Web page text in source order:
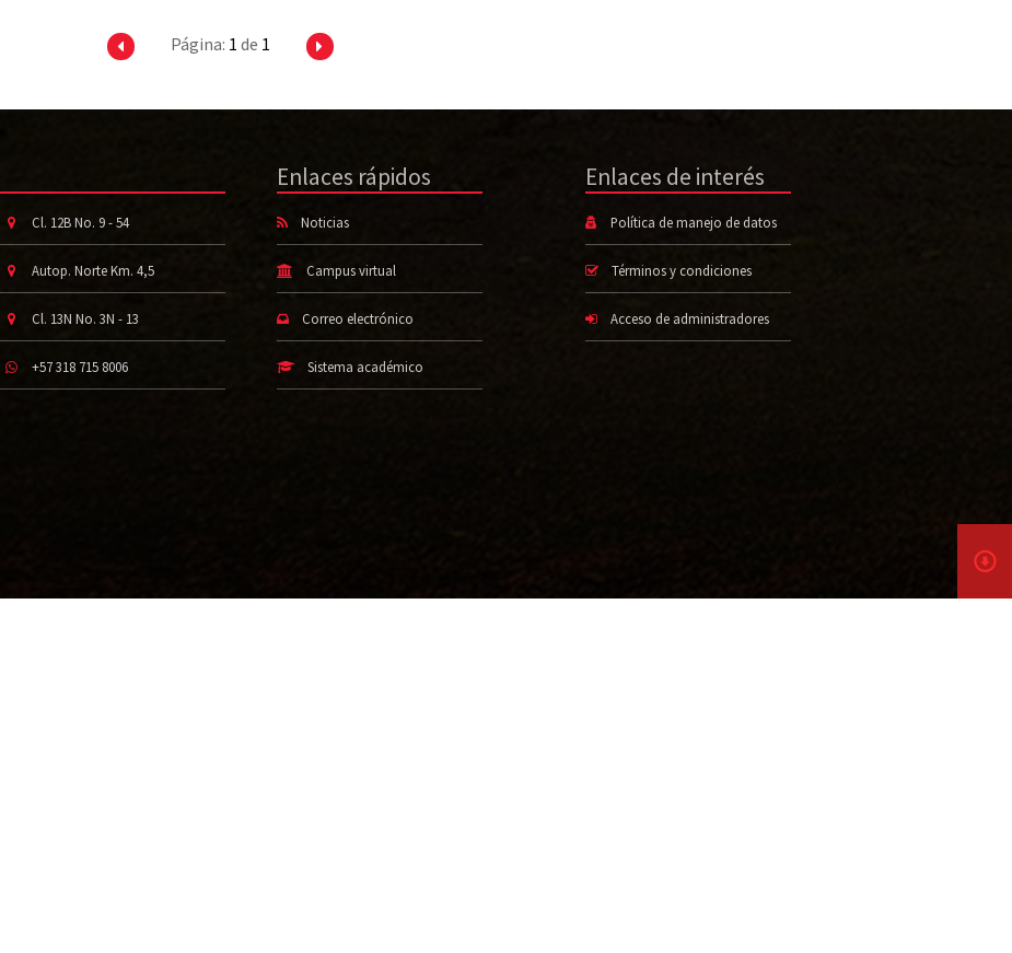
Página: 1 de 1
Cl. 12B No. 9 - 54
Autop. Norte Km. 4,5
Cl. 13N No. 3N - 13
+57 318 715 8006
Enlaces rápidos
Noticias
Campus virtual
Correo electrónico
Sistema académico
Enlaces de interés
Política de manejo de datos
Términos y condiciones
Acceso de administradores